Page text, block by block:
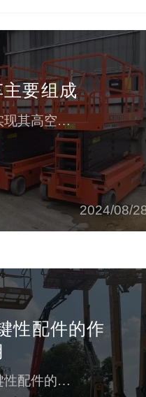
要组成
除底盘外，为实现其高空作业功能，还有动力传动装置、工作装置、安全装置及液压系统等。动力传动装置动力传动装置包括高空作业车各工作装置的动力传动部分。常见的有内燃机-机械传动、电力-机械传动、内燃机-电力传动、内燃机-液压传动等传动方式。（1）内燃机-机械传动动力源为汽车发动机，动力经变速器传出后，经分动器、离合器、减速器、卷扬机、滑轮以及钢丝绳等元件传递到工作装置，传动线路长，结构较复杂，仅在...
2024/08/
性配件的作
高空作业车关键性配件的作用 高空作业车除了通用配件外，还有一些关键性配件，在车辆上起到一些特殊的作用。关键性配件有电液比例阀、电器控制器、下车多路阀、手电一体上车控制阀、双向平衡阀、液压胶管、液压接头、液压泵、拉线盒、液晶显示器系统等配件。 电器控制器 电液比例阀的作用主要控制上车各动作供油量，用于调节速度、动作平稳。 电器控制器是CAN总线控制系统，相当于电脑CPU，智能控制各动作及安全保...